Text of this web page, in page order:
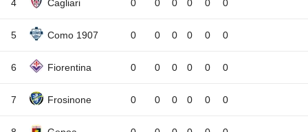
4 Cagliari 0 0 0 0 0 0
5 Como 1907 0 0 0 0 0 0
6 Fiorentina 0 0 0 0 0 0
7 Frosinone 0 0 0 0 0 0